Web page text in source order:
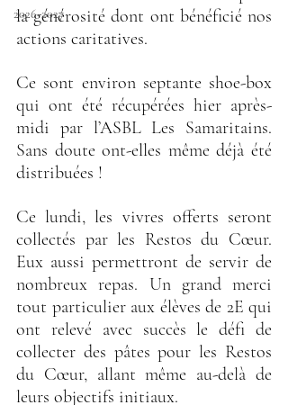
2026-2027
la générosité dont ont bénéficié nos
actions caritatives.
Ce sont environ septante shoe-box
qui ont été récupérées hier après-
midi par l’ASBL Les Samaritains.
Sans doute ont-elles même déjà été
distribuées !
Ce lundi, les vivres offerts seront
collectés par les Restos du Cœur.
Eux aussi permettront de servir de
nombreux repas. Un grand merci
tout particulier aux élèves de 2E qui
ont relevé avec succès le défi de
collecter des pâtes pour les Restos
du Cœur, allant même au-delà de
leurs objectifs initiaux.